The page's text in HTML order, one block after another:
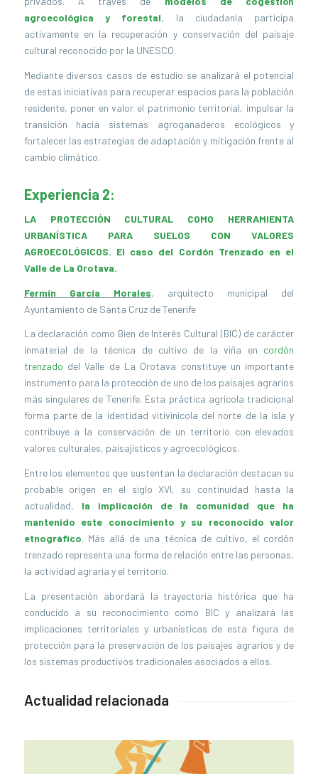
agroecológica y forestal, la ciudadanía participa
activamente en la recuperación y conservación del paisaje
cultural reconocido por la UNESCO.
Mediante diversos casos de estudio se analizará el potencial
de estas iniciativas para recuperar espacios para la población
residente, poner en valor el patrimonio territorial, impulsar la
transición hacia sistemas agroganaderos ecológicos y
fortalecer las estrategias de adaptación y mitigación frente al
cambio climático.
Experiencia 2:
LA PROTECCIÓN CULTURAL COMO HERRAMIENTA
URBANÍSTICA PARA SUELOS CON VALORES
AGROECOLÓGICOS. El caso del Cordón Trenzado en el
Valle de La Orotava.
Fermín García Morales, arquitecto municipal del
Ayuntamiento de Santa Cruz de Tenerife
La declaración como Bien de Interés Cultural (BIC) de carácter
inmaterial de la técnica de cultivo de la viña en cordón
trenzado del Valle de La Orotava constituye un importante
instrumento para la protección de uno de los paisajes agrarios
más singulares de Tenerife. Esta práctica agrícola tradicional
forma parte de la identidad vitivinícola del norte de la isla y
contribuye a la conservación de un territorio con elevados
valores culturales, paisajísticos y agroecológicos.
Entre los elementos que sustentan la declaración destacan su
probable origen en el siglo XVI, su continuidad hasta la
actualidad, la implicación de la comunidad que ha
mantenido este conocimiento y su reconocido valor
etnográfico. Más allá de una técnica de cultivo, el cordón
trenzado representa una forma de relación entre las personas,
la actividad agraria y el territorio.
La presentación abordará la trayectoria histórica que ha
conducido a su reconocimiento como BIC y analizará las
implicaciones territoriales y urbanísticas de esta figura de
protección para la preservación de los paisajes agrarios y de
los sistemas productivos tradicionales asociados a ellos.
Actualidad relacionada